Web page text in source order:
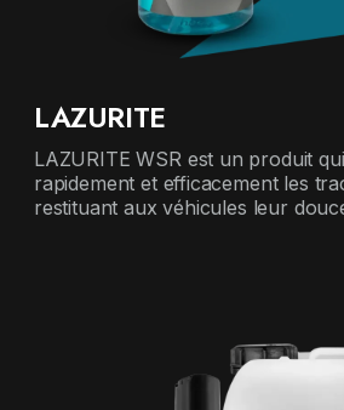
LAZURITE
LAZURITE WSR est un produit
rapidement et efficacement les
restituant aux véhicules leur